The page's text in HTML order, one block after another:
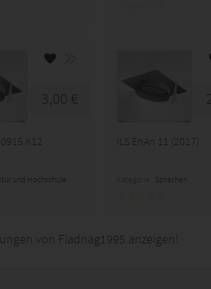
3,00 €
0915 K12
und Hochschule
ILS EnAn 11 (2017)
Sprachen
von Fladnag1995 anzeigen!